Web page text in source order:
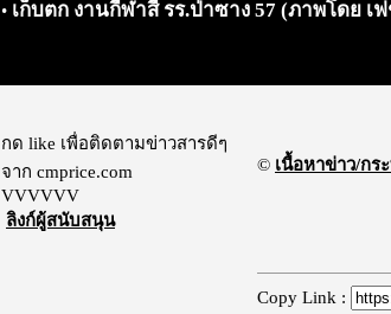
• เก็บตก งานกีฬาสี รร.ป่าซาง 57 (ภาพโดย เ
กด like เพื่อติดตามข่าวสารดีๆ
จาก cmprice.com
VVVVVV
ลิงก์ผู้สนับสนุน
© เนื้อหาข่าว/กร
Copy Link :